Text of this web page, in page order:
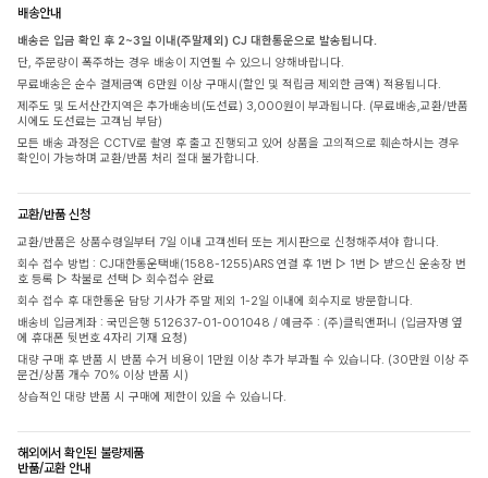
배송안내
배송은 입금 확인 후 2~3일 이내(주말제외) CJ 대한통운으로 발송됩니다.
단, 주문량이 폭주하는 경우 배송이 지연될 수 있으니 양해바랍니다.
무료배송은 순수 결제금액 6만원 이상 구매시(할인 및 적립금 제외한 금액) 적용됩니다.
제주도 및 도서산간지역은 추가배송비(도선료) 3,000원이 부과됩니다. (무료배송,교환/반품
시에도 도선료는 고객님 부담)
모든 배송 과정은 CCTV로 촬영 후 출고 진행되고 있어 상품을 고의적으로 훼손하시는 경우
확인이 가능하며 교환/반품 처리 절대 불가합니다.
교환/반품 신청
교환/반품은 상품수령일부터 7일 이내 고객센터 또는 게시판으로 신청해주셔야 합니다.
회수 접수 방법 : CJ대한통운택배(1588-1255)ARS 연결 후 1번 ▷ 1번 ▷ 받으신 운송장 번
호 등록 ▷ 착불로 선택 ▷ 회수접수 완료
회수 접수 후 대한통운 담당 기사가 주말 제외 1-2일 이내에 회수지로 방문합니다.
배송비 입금계좌 : 국민은행 512637-01-001048 / 예금주 : (주)클릭앤퍼니 (입금자명 옆
에 휴대폰 뒷번호 4자리 기재 요청)
대량 구매 후 반품 시 반품 수거 비용이 1만원 이상 추가 부과될 수 있습니다. (30만원 이상 주
문건/상품 개수 70% 이상 반품 시)
상습적인 대량 반품 시 구매에 제한이 있을 수 있습니다.
해외에서 확인된 불량제품
반품/교환 안내